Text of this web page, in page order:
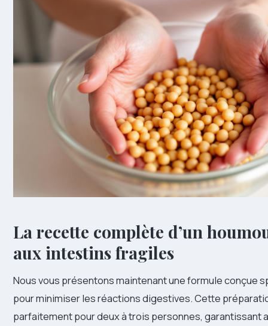
La recette complète d’un
aux intestins fragiles
Nous vous présentons maintenant une formule conçue
pour minimiser les réactions digestives. Cette
parfaitement pour deux à trois personnes, garantissant